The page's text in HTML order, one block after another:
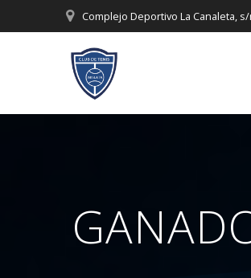
al
Complejo Deportivo La Canaleta,